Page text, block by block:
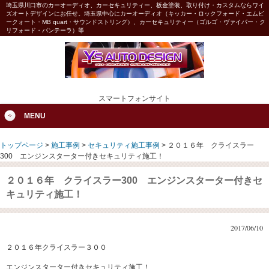
埼玉県川口市のカーオーディオ、カーセキュリティー、板金塗装、取り付け・カスタムならワイ
ズオートデザインにお任せ。埼玉県中心にカーオーディオ（キッカー・ロックフォード・エムビ
ークォート・MB quart・サウンドストリング）、カーセキュリティー（ゴルゴ・ヴァイパー・ク
リフォード・パンテーラ）等
スマートフォンサイト
MENU
トップページ > 施工事例 > セキュリティ施工事例 > ２０１６年 クライスラー
300 エンジンスターター付きセキュリティ施工！
２０１６年 クライスラー300 エンジンスターター付きセ
キュリティ施工！
2017/06/10
２０１６年クライスラー３００
エンジンスターター付きセキュリティ施工！